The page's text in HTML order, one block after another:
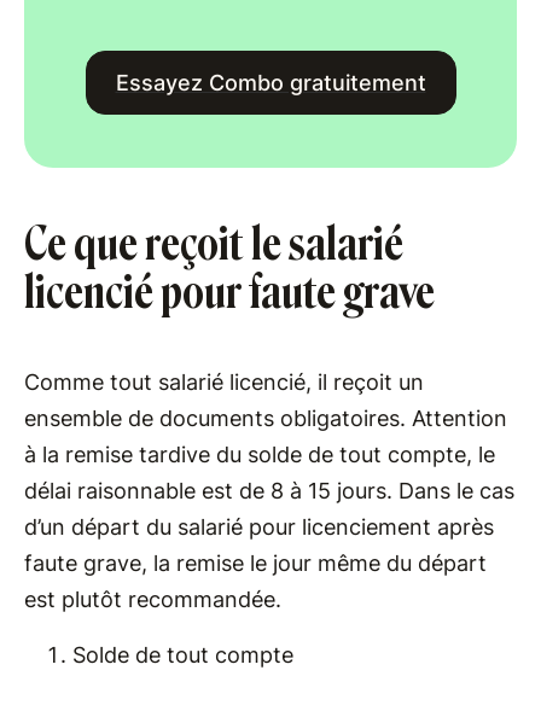
Essayez Combo gratuitement
Ce que reçoit le salarié
licencié pour faute grave
Comme tout salarié licencié, il reçoit un
ensemble de documents obligatoires. Attention
à la remise tardive du solde de tout compte, le
délai raisonnable est de 8 à 15 jours. Dans le cas
d’un départ du salarié pour licenciement après
faute grave, la remise le jour même du départ
est plutôt recommandée.
Solde de tout compte